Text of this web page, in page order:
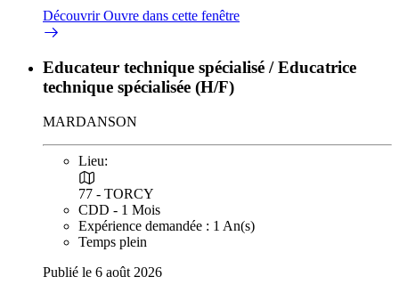
DécouvrirOuvre dans cette fenêtre
Educateur technique spécialisé / Educatrice
technique spécialisée (H/F)
MARDANSON
Lieu:
77 - TORCY
CDD - 1 Mois
Expérience demandée : 1 An(s)
Temps plein
Publié le 6 août 2026